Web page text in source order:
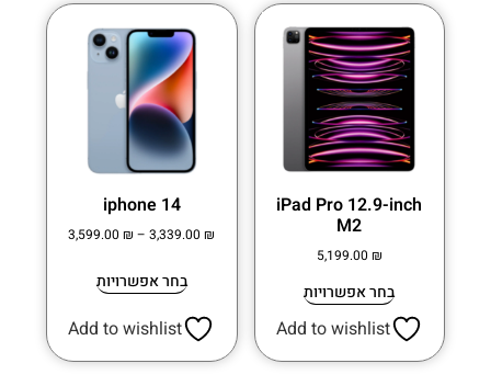
iPad Pro 12.9-inch
M2
5,199.00 ₪
בחר אפשרויות
Add to wishlist
iphone 14
3,339.00₪
–
3,599.00₪
בחר אפשרויות
Add to wishlist